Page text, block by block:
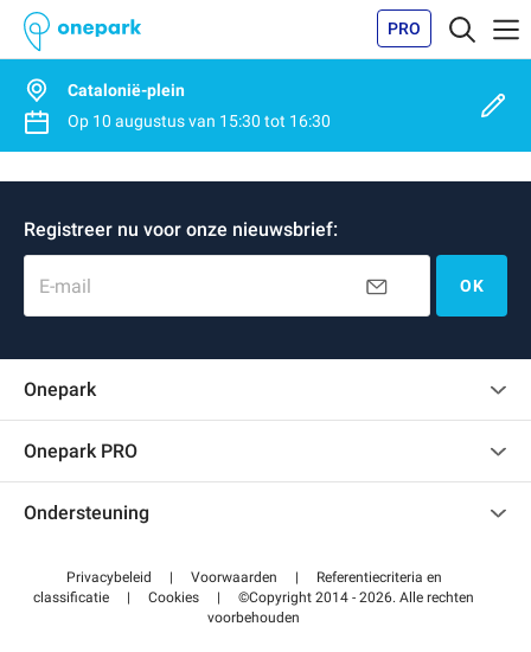
PRO
Catalonië-plein
Op 10 augustusvan 15:30 tot 16:30
Registreer nu voor onze nieuwsbrief:
E-mail OK
Onepark
Onepark PRO
Word partner van Onepark
Ondersteuning
Helpcentrum
Privacybeleid | Voorwaarden |
Referentiecriteria en
classificatie
| Cookies |
©Copyright 2014 - 2026. Alle rechten
voorbehouden